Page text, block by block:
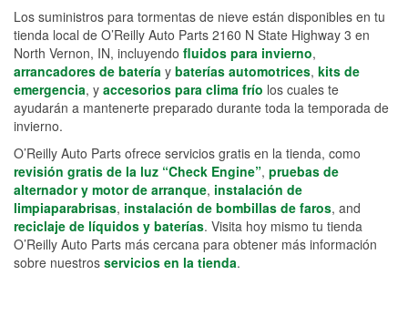
Los suministros para tormentas de nieve están disponibles en tu
tienda local de O’Reilly Auto Parts 2160 N State Highway 3 en
North Vernon, IN, incluyendo fluidos para invierno,
arrancadores de batería y baterías automotrices, kits de
emergencia, y accesorios para clima frío los cuales te
ayudarán a mantenerte preparado durante toda la temporada de
invierno.
O’Reilly Auto Parts ofrece servicios gratis en la tienda, como
revisión gratis de la luz “Check Engine”, pruebas de
alternador y motor de arranque, instalación de
limpiaparabrisas, instalación de bombillas de faros, and
reciclaje de líquidos y baterías. Visita hoy mismo tu tienda
O’Reilly Auto Parts más cercana para obtener más información
sobre nuestros servicios en la tienda.